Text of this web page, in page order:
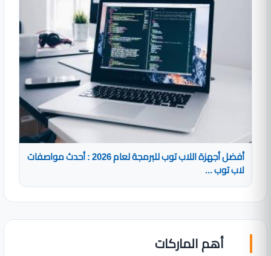
أفضل أجهزة اللاب توب للبرمجة لعام 2026 : أحدث مواصفات
لاب توب ...
أهم الماركات